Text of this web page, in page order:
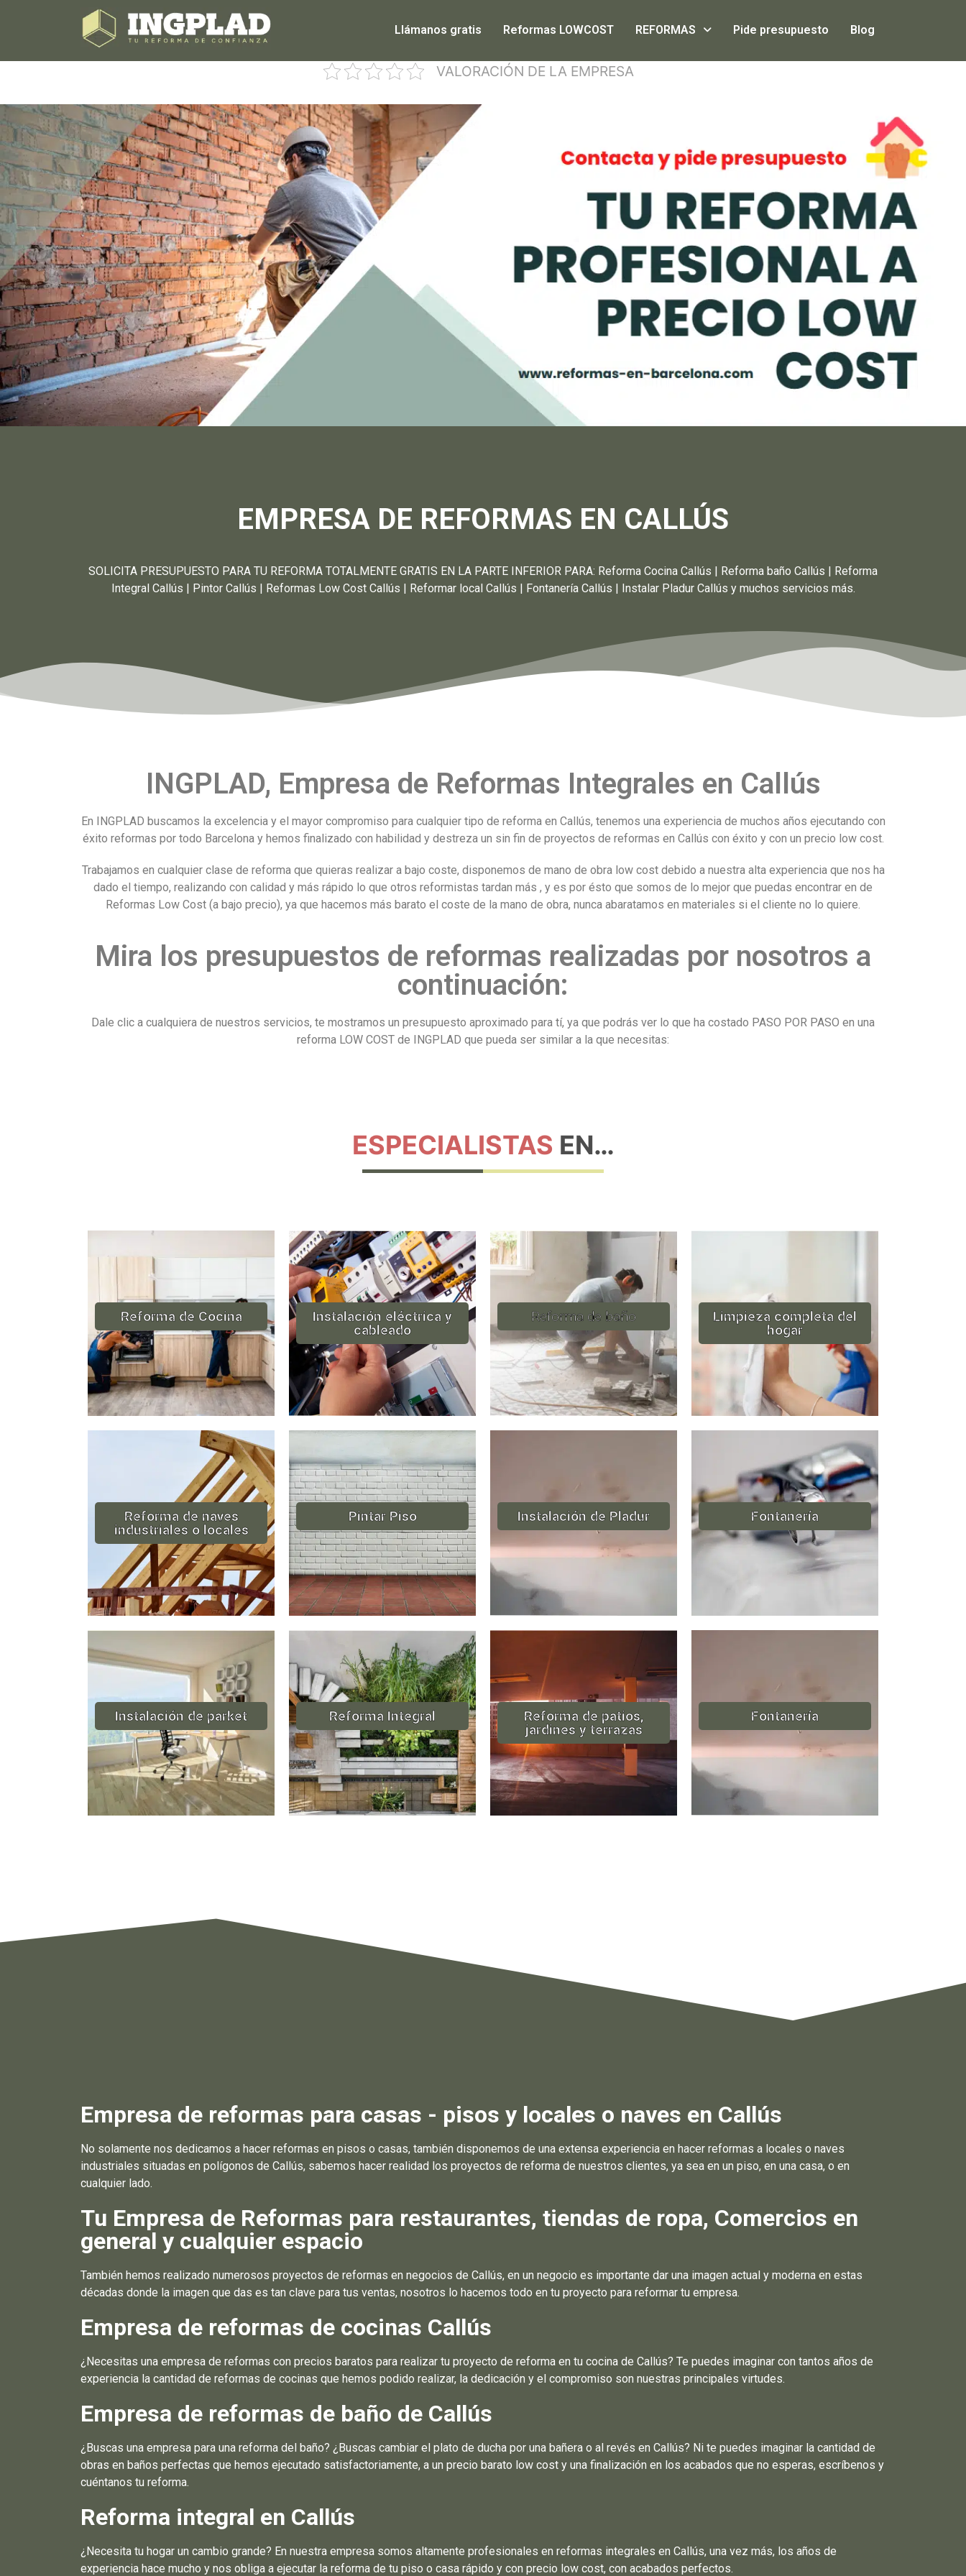
Llámanos gratis Reformas LOWCOST REFORMAS Pide presupuesto Blog
VALORACIÓN DE LA EMPRESA
EMPRESA DE REFORMAS EN CALLÚS
SOLICITA PRESUPUESTO PARA TU REFORMA TOTALMENTE GRATIS EN LA PARTE INFERIOR PARA: Reforma Cocina Callús | Reforma baño Callús | Reforma
Integral Callús | Pintor Callús | Reformas Low Cost Callús | Reformar local Callús | Fontanería Callús | Instalar Pladur Callús y muchos servicios más.
INGPLAD, Empresa de Reformas Integrales en Callús
En INGPLAD buscamos la excelencia y el mayor compromiso para cualquier tipo de reforma en Callús, tenemos una experiencia de muchos años ejecutando con
éxito reformas por todo Barcelona y hemos finalizado con habilidad y destreza un sin fin de proyectos de reformas en Callús con éxito y con un precio low cost.
Trabajamos en cualquier clase de reforma que quieras realizar a bajo coste, disponemos de mano de obra low cost debido a nuestra alta experiencia que nos ha
dado el tiempo, realizando con calidad y más rápido lo que otros reformistas tardan más , y es por ésto que somos de lo mejor que puedas encontrar en de
Reformas Low Cost (a bajo precio), ya que hacemos más barato el coste de la mano de obra, nunca abaratamos en materiales si el cliente no lo quiere.
Mira los presupuestos de reformas realizadas por nosotros a
continuación:
Dale clic a cualquiera de nuestros servicios, te mostramos un presupuesto aproximado para tí, ya que podrás ver lo que ha costado PASO POR PASO en una
reforma LOW COST de INGPLAD que pueda ser similar a la que necesitas:
ESPECIALISTAS EN…
Reforma de Cocina
Instalación eléctrica y
cableado
Reforma de baño
Limpieza completa del
hogar
Reforma de naves
industriales o locales
Pintar Piso Instalación de Pladur Fontanería
Instalación de parket Reforma Integral
Reforma de patios,
jardines y terrazas
Fontanería
Empresa de reformas para casas - pisos y locales o naves en Callús
No solamente nos dedicamos a hacer reformas en pisos o casas, también disponemos de una extensa experiencia en hacer reformas a locales o naves
industriales situadas en polígonos de Callús, sabemos hacer realidad los proyectos de reforma de nuestros clientes, ya sea en un piso, en una casa, o en
cualquier lado.
Tu Empresa de Reformas para restaurantes, tiendas de ropa, Comercios en
general y cualquier espacio
También hemos realizado numerosos proyectos de reformas en negocios de Callús, en un negocio es importante dar una imagen actual y moderna en estas
décadas donde la imagen que das es tan clave para tus ventas, nosotros lo hacemos todo en tu proyecto para reformar tu empresa.
Empresa de reformas de cocinas Callús
¿Necesitas una empresa de reformas con precios baratos para realizar tu proyecto de reforma en tu cocina de Callús? Te puedes imaginar con tantos años de
experiencia la cantidad de reformas de cocinas que hemos podido realizar, la dedicación y el compromiso son nuestras principales virtudes.
Empresa de reformas de baño de Callús
¿Buscas una empresa para una reforma del baño? ¿Buscas cambiar el plato de ducha por una bañera o al revés en Callús? Ni te puedes imaginar la cantidad de
obras en baños perfectas que hemos ejecutado satisfactoriamente, a un precio barato low cost y una finalización en los acabados que no esperas, escríbenos y
cuéntanos tu reforma.
Reforma integral en Callús
¿Necesita tu hogar un cambio grande? En nuestra empresa somos altamente profesionales en reformas integrales en Callús, una vez más, los años de
experiencia hace mucho y nos obliga a ejecutar la reforma de tu piso o casa rápido y con precio low cost, con acabados perfectos.